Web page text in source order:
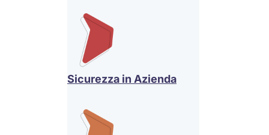
Sicurezza in Azienda